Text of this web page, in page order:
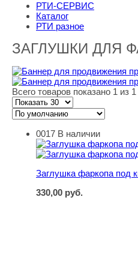
РТИ-СЕРВИС
Каталог
РТИ разное
ЗАГЛУШКИ ДЛЯ
Всего товаров показано 1 из 1
Заглушка фаркопа под
0017 В наличии
Заглушка фаркопа под
330,00 руб.